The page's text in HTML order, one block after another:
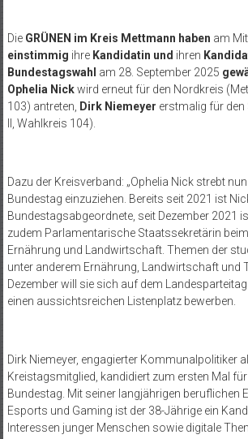
Die GRÜNEN im Kreis Mettmann haben am
einstimmig ihreKandidatin und ihren
Bundestagswahl am 28. September 2025
Ophelia Nickwird erneut für den Nordkreis
103) antreten,
Dirk Niemeyer erstmalig für
II, Wahlkreis 104).
Dazu der Kreisverband: „Ophelia Nick strebt
Bundestag einzuziehen. Bereits seit 2021 ist
Bundestagsabgeordnete, seit Dezember 2021
zudem Parlamentarische Staatssekretärin
Ernährung und Landwirtschaft. Themen der
unter anderem Ernährung, Landwirtschaft und
Dezember will sie sich auf dem
einen aussichtsreichen Listenplatz bewerben.
Dirk Niemeyer, engagierter Kommunalpolitiker
Kreistagsmitglied, kandidiert zum ersten Mal
Bundestag. Mit seiner langjährigen beruflichen
Esports und Gaming ist der 38-Jährige ein
Interessen junger Menschen sowie digitale